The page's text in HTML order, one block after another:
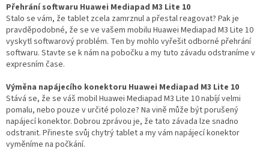
Přehrání softwaru Huawei Mediapad M3 Lite 10
Stalo se vám, že tablet zcela zamrznul a přestal reagovat? Pak je
pravděpodobné, že se ve vašem mobilu Huawei Mediapad M3 Lite 10
vyskytl softwarový problém. Ten by mohlo vyřešit odborné přehrání
softwaru. Stavte se k nám na pobočku a my tuto závadu odstraníme v
expresním čase.
Výměna napájecího konektoru Huawei Mediapad M3 Lite 10
Stává se, že se váš mobil Huawei Mediapad M3 Lite 10 nabíjí velmi
pomalu, nebo pouze v určité poloze? Na vině může být porušený
napájecí konektor. Dobrou zprávou je, že tato závada lze snadno
odstranit. Přineste svůj chytrý tablet a my vám napájecí konektor
vyměníme na počkání.